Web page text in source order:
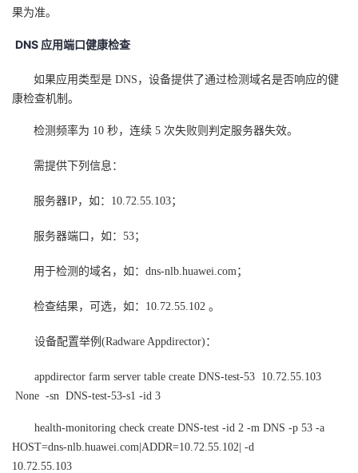
果为准。
DNS 应用端口健康检查
如果应用类型是 DNS，设备提供了通过检测域名是否响应的健
康检查机制。
检测频率为 10 秒，连续 5 次失败则判定服务器失效。
需提供下列信息：
服务器IP，如：10.72.55.103；
服务器端口，如：53；
用于检测的域名，如：dns-nlb.huawei.com；
检查结果，可选，如：10.72.55.102 。
设备配置举例(Radware Appdirector)：
appdirector farm server table create DNS-test-53 10.72.55.103
None -sn DNS-test-53-s1 -id 3
health-monitoring check create DNS-test -id 2 -m DNS -p 53 -a
HOST=dns-nlb.huawei.com|ADDR=10.72.55.102| -d
10.72.55.103